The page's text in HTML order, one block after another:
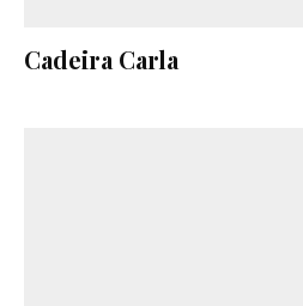
Cadeira Carla